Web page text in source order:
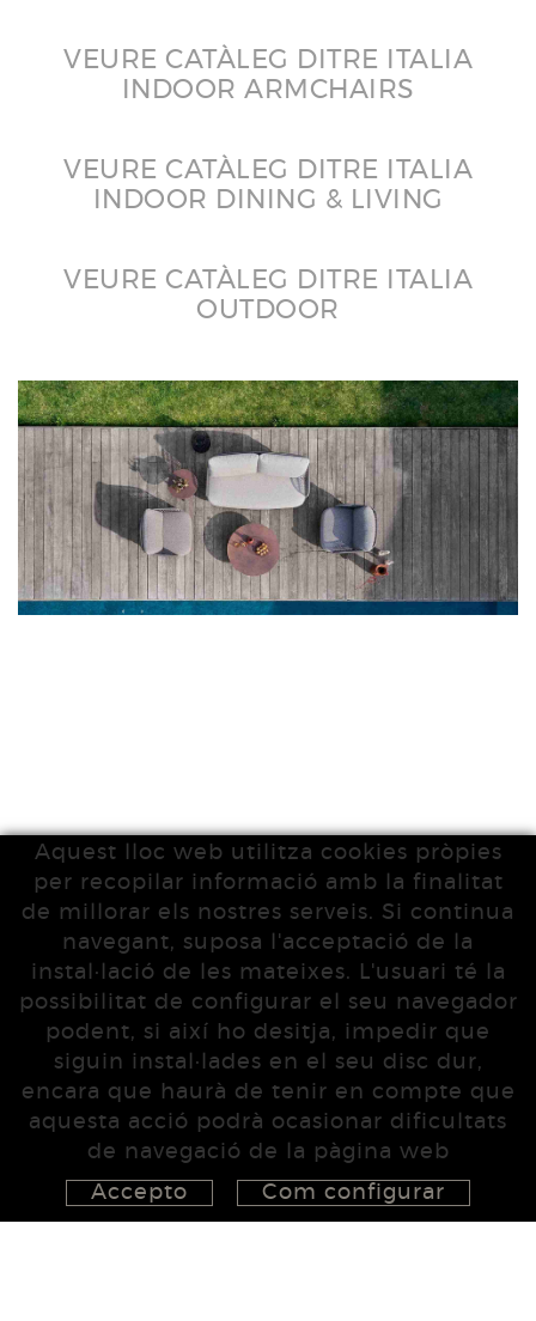
VEURE CATÀLEG DITRE ITALIA
INDOOR ARMCHAIRS
VEURE CATÀLEG DITRE ITALIA
INDOOR DINING & LIVING
VEURE CATÀLEG DITRE ITALIA
OUTDOOR
Aquest lloc web utilitza cookies pròpies
per recopilar informació amb la finalitat
de millorar els nostres serveis. Si continua
navegant, suposa l'acceptació de la
instal·lació de les mateixes. L'usuari té la
possibilitat de configurar el seu navegador
podent, si així ho desitja, impedir que
siguin instal·lades en el seu disc dur,
encara que haurà de tenir en compte que
aquesta acció podrà ocasionar dificultats
de navegació de la pàgina web
Accepto
Com configurar